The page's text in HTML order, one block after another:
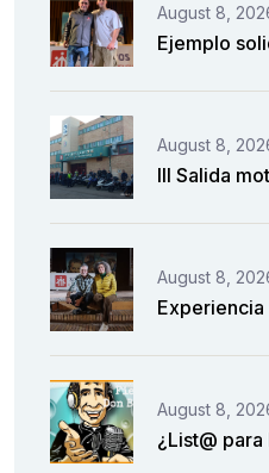
August 8,
Ejemplo
August 8,
III Salida
August 8,
Experiencia
August 8,
¿List@